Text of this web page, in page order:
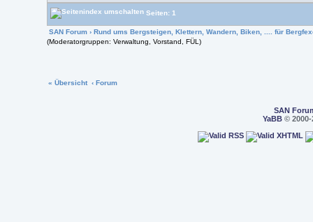
Seiten: 1
SAN Forum› Rund ums Bergsteigen, Klettern, Wandern, Biken, .... für
(Moderatorgruppen: Verwaltung, Vorstand, FÜL)
« Übersicht ‹ Forum
SAN
YaBB© 2000-